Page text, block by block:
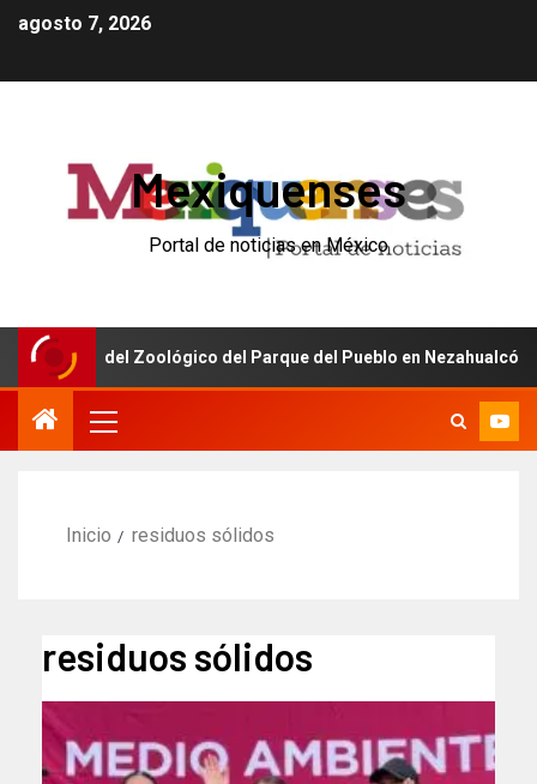
agosto 7, 2026
Mexiquenses
Portal de noticias en México
del Zoológico del Parque del Pueblo en Nezahualcóyotl
Inicio residuos sólidos
residuos sólidos